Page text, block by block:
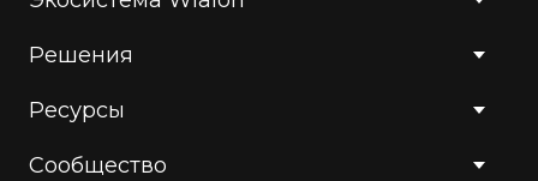
Решения
Ресурсы
Сообщество